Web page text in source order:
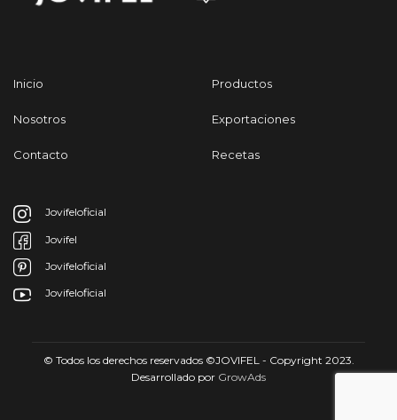
Inicio
Nosotros
Contacto
Productos
Exportaciones
Recetas
Jovifeloficial
Jovifel
Jovifeloficial
Jovifeloficial
© Todos los derechos reservados ©JOVIFEL - Copyright 2023.
Desarrollado por GrowAds